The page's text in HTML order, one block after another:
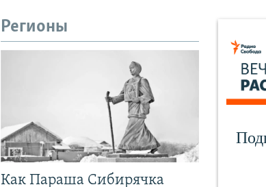
Регионы
Как Параша Сибирячка